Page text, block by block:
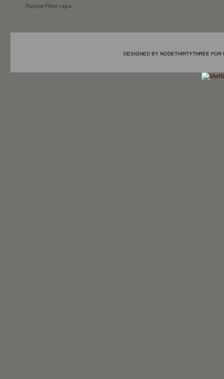
Pusztai Péter rajza
DESIGNED BY NODETHIRTYTHREE FOR